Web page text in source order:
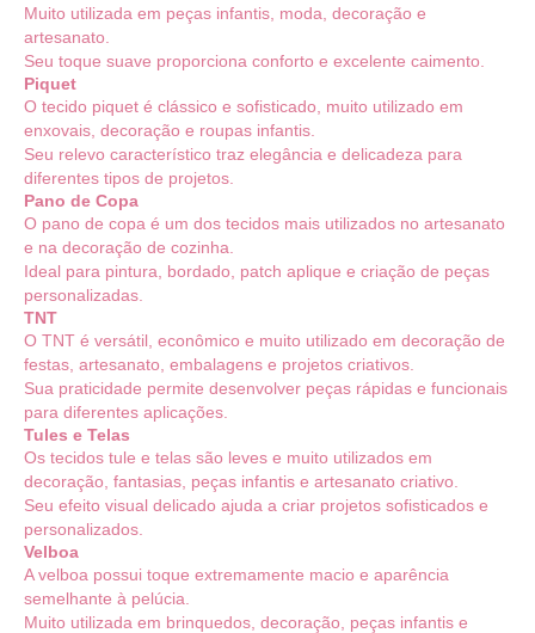
Muito utilizada em peças infantis, moda, decoração e
artesanato.
Seu toque suave proporciona conforto e excelente caimento.
Piquet
O tecido piquet é clássico e sofisticado, muito utilizado em
enxovais, decoração e roupas infantis.
Seu relevo característico traz elegância e delicadeza para
diferentes tipos de projetos.
Pano de Copa
O pano de copa é um dos tecidos mais utilizados no artesanato
e na decoração de cozinha.
Ideal para pintura, bordado, patch aplique e criação de peças
personalizadas.
TNT
O TNT é versátil, econômico e muito utilizado em decoração de
festas, artesanato, embalagens e projetos criativos.
Sua praticidade permite desenvolver peças rápidas e funcionais
para diferentes aplicações.
Tules e Telas
Os tecidos tule e telas são leves e muito utilizados em
decoração, fantasias, peças infantis e artesanato criativo.
Seu efeito visual delicado ajuda a criar projetos sofisticados e
personalizados.
Velboa
A velboa possui toque extremamente macio e aparência
semelhante à pelúcia.
Muito utilizada em brinquedos, decoração, peças infantis e